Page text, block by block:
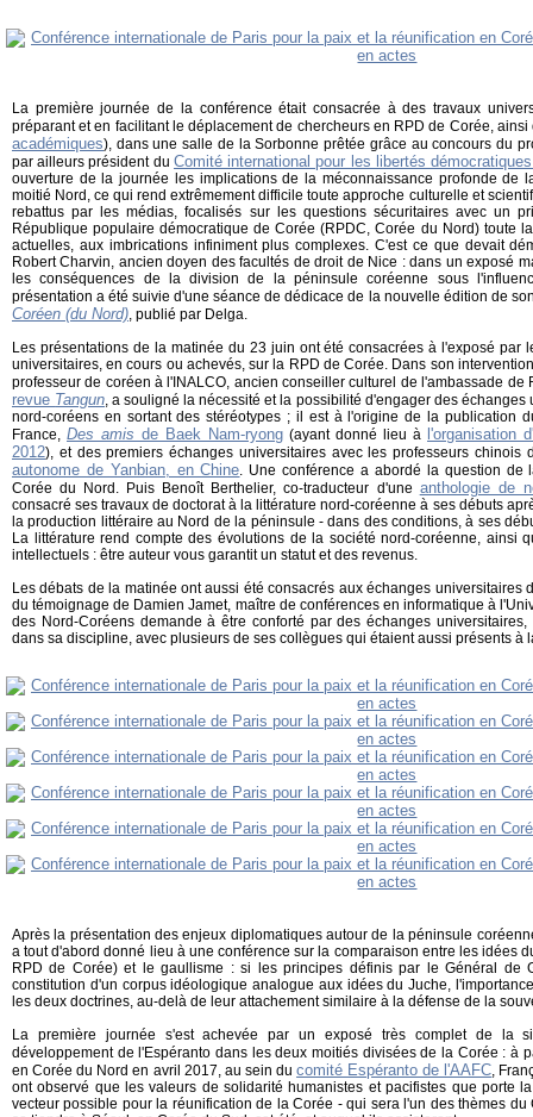
La première journée de la conférence était consacrée à des travaux
préparant et en facilitant le déplacement de chercheurs en RPD de Corée,
académiques), dans une salle de la Sorbonne prêtée grâce au concours du
par ailleurs président du Comité international pour les libertés
ouverture de la journée les implications de la méconnaissance profonde de
moitié Nord, ce qui rend extrêmement difficile toute approche culturelle et
rebattus par les médias, focalisés sur les questions sécuritaires avec un
République populaire démocratique de Corée (RPDC, Corée du Nord) toute
actuelles, aux imbrications infiniment plus complexes. C'est ce que devait
Robert Charvin, ancien doyen des facultés de droit de Nice : dans un exposé
les conséquences de la division de la péninsule coréenne sous
présentation a été suivie d'une séance de dédicace de la nouvelle édition de
Coréen (du Nord) , publié par Delga.
Les présentations de la matinée du 23 juin ont été consacrées à l'exposé par
universitaires, en cours ou achevés, sur la RPD de Corée. Dans son
professeur de coréen à l'INALCO, ancien conseiller culturel de l'ambassade
revue Tangun , a souligné la nécessité et la possibilité d'engager des
nord-coréens en sortant des stéréotypes ; il est à l'origine de la publication
France, Des amis de Baek Nam-ryong (ayant donné lieu à l'organisation
2012), et des premiers échanges universitaires avec les professeurs
autonome de Yanbian, en Chine . Une conférence a abordé la question
Corée du Nord. Puis Benoît Berthelier, co-traducteur d'une anthologie de
consacré ses travaux de doctorat à la littérature nord-coréenne à ses débuts
la production littéraire au Nord de la péninsule - dans des conditions, à ses
La littérature rend compte des évolutions de la société nord-coréenne, ainsi
intellectuels : être auteur vous garantit un statut et des revenus.
Les débats de la matinée ont aussi été consacrés aux échanges universitaires
du témoignage de Damien Jamet, maître de conférences en informatique à
des Nord-Coréens demande à être conforté par des échanges
dans sa discipline, avec plusieurs de ses collègues qui étaient aussi présents à
Après la présentation des enjeux diplomatiques autour de la péninsule
a tout d'abord donné lieu à une conférence sur la comparaison entre les idées
RPD de Corée) et le gaullisme : si les principes définis par le Général de
constitution d'un corpus idéologique analogue aux idées du Juche,
les deux doctrines, au-delà de leur attachement similaire à la défense de la
La première journée s'est achevée par un exposé très complet de la
développement de l'Espéranto dans les deux moitiés divisées de la Corée : à
en Corée du Nord en avril 2017, au sein ducomité Espéranto de l'AAFC ,
ont observé que les valeurs de solidarité humanistes et pacifistes que porte
vecteur possible pour la réunification de la Corée - qui sera l'un des thèmes